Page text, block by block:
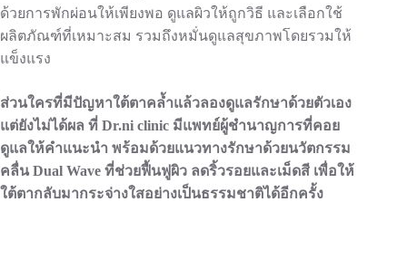
ด้วยการพักผ่อนให้เพียงพอ ดูแลผิวให้ถูกวิธี และเลือกใช้
ผลิตภัณฑ์ที่เหมาะสม รวมถึงหมั่นดูแลสุขภาพโดยรวมให้
แข็งแรง
ส่วนใครที่มีปัญหาใต้ตาคล้ำแล้วลองดูแลรักษาด้วยตัวเอง
แต่ยังไม่ได้ผล ที่ Dr.ni clinic มีแพทย์ผู้ชำนาญการที่คอย
ดูแลให้คำแนะนำ พร้อมด้วยแนวทางรักษาด้วยนวัตกรรม
คลื่น Dual Wave ที่ช่วยฟื้นฟูผิว ลดริ้วรอยและเม็ดสี เพื่อให้
ใต้ตากลับมากระจ่างใสอย่างเป็นธรรมชาติได้อีกครั้ง